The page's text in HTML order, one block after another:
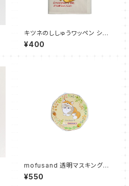
キツネのししゅうワッペン シー
ル 刺繍
¥400
mofusand 透明マスキングテ
ープ きつねにゃん
¥550